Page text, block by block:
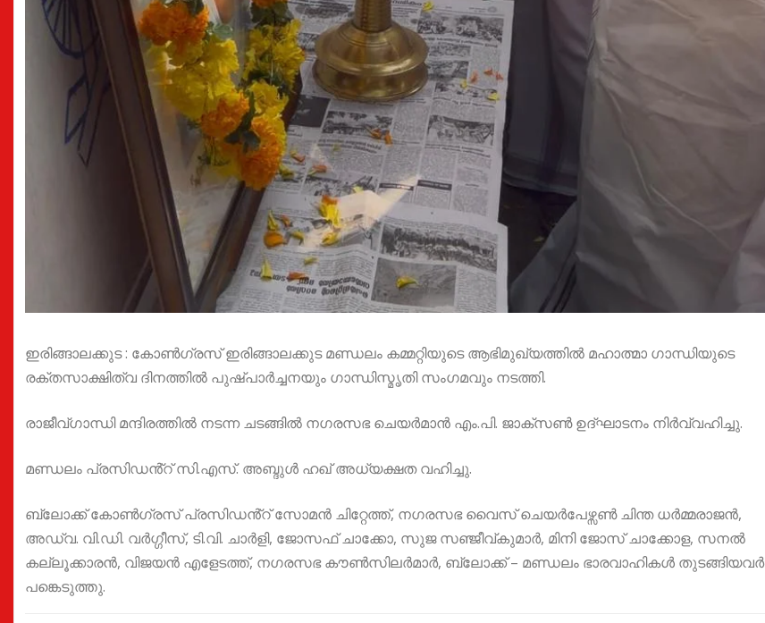
ഇരിങ്ങാലക്കുട : കോൺഗ്രസ് ഇരിങ്ങാലക്കുട മണ്ഡലം കമ്മറ്റിയുടെ ആഭിമുഖ്യത്തിൽ മഹാത്മാ ഗാന്ധിയുടെ
രക്തസാക്ഷിത്വ ദിനത്തിൽ പുഷ്പാർച്ചനയും ഗാന്ധിസ്മൃതി സംഗമവും നടത്തി.
രാജീവ്ഗാന്ധി മന്ദിരത്തിൽ നടന്ന ചടങ്ങിൽ നഗരസഭ ചെയർമാൻ എം.പി. ജാക്സൺ ഉദ്ഘാടനം നിർവ്വഹിച്ചു.
മണ്ഡലം പ്രസിഡൻ്റ് സി.എസ്. അബ്ദുൾ ഹഖ് അധ്യക്ഷത വഹിച്ചു.
ബ്ലോക്ക് കോൺഗ്രസ് പ്രസിഡൻ്റ് സോമൻ ചിറ്റേത്ത്, നഗരസഭ വൈസ് ചെയർപേഴ്സൺ ചിന്ത ധർമ്മരാജൻ,
അഡ്വ. വി.ഡി. വർഗ്ഗീസ്, ടി.വി. ചാർളി, ജോസഫ് ചാക്കോ, സുജ സഞ്ജീവ്കുമാർ, മിനി ജോസ് ചാക്കോള, സനൽ
കല്ലൂക്കാരൻ, വിജയൻ എളേടത്ത്, നഗരസഭ കൗൺസിലർമാർ, ബ്ലോക്ക് – മണ്ഡലം ഭാരവാഹികൾ തുടങ്ങിയവർ
പങ്കെടുത്തു.